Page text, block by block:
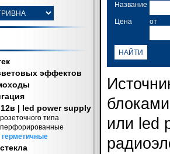
эффектов
| led power supply
типа
перфорированные
герметичные
Название
Цена от
или led